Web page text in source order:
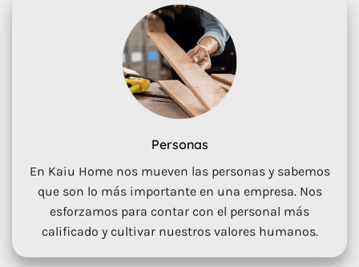
Personas
En Kaiu Home nos mueven las personas y sabemos
que son lo más importante en una empresa. Nos
esforzamos para contar con el personal más
calificado y cultivar nuestros valores humanos.